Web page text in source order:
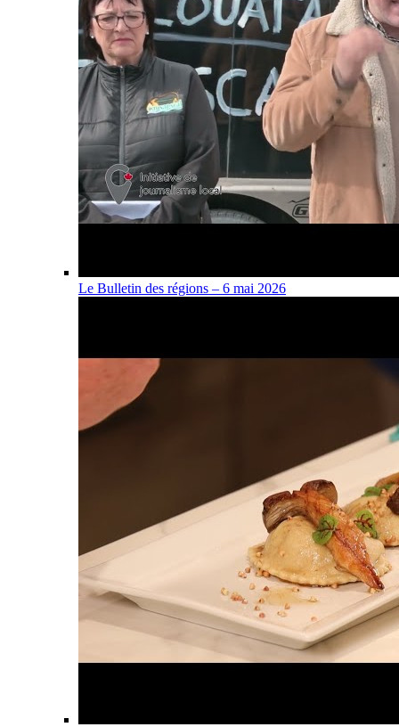
Le Bulletin des régions – 6 mai 2026